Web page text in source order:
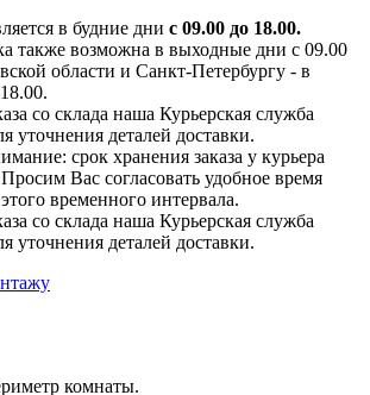
в будние дни с 09.00 до 18.00.
также возможна в выходные дни с 09.00
области и Санкт-Петербургу - в
со склада наша Курьерская служба
уточнения деталей доставки.
срок хранения заказа у курьера
Вас согласовать удобное время
временного интервала.
со склада наша Курьерская служба
уточнения деталей доставки.
комнаты.